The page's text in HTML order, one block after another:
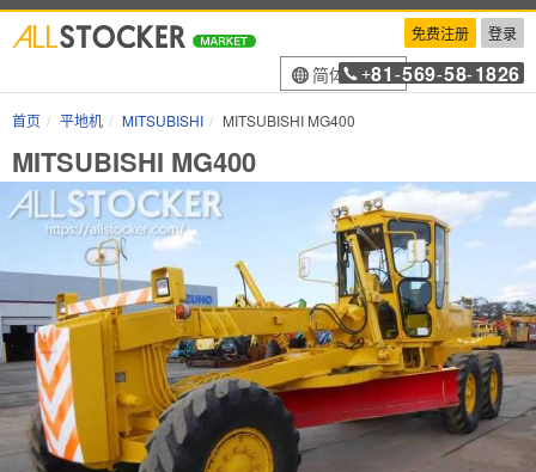
免费注册 登录
简体中文
+81 -569-58-1826
首页 平地机 MITSUBISHI MITSUBISHI MG400
MITSUBISHI MG400